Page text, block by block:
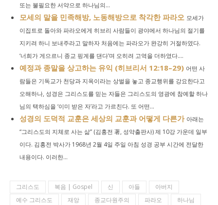
또는 불필요한 서약으로 하나님의...
모세의 말을 민족해방, 노동해방으로 착각한 파라오 모세가
이집트로 돌아와 파라오에게 히브리 사람들이 광야에서 하나님의 절기를
지키려 하니 보내주라고 말하자 처음에는 파라오가 완강히 거절하였다.
‘너희가 게으르니 종교 핑계를 댄다’며 오히려 고역을 더하였다....
예정과 종말을 상고하는 유익 (히브리서 12:18–29) 어떤 사
람들은 기독교가 천당과 지옥이라는 상벌을 놓고 종교행위를 강요한다고
오해하나, 성경은 그리스도를 믿는 자들은 그리스도의 영광에 참예할 하나
님의 택하심을 ‘이미 받은 자’라고 가르친다. 또 어떤...
성경의 도덕적 교훈은 세상의 교훈과 어떻게 다른가 아래는
“그리스도의 지체로 사는 삶” (김홍전 著, 성약출판사) 제 10강 가운데 일부
이다. 김홍전 박사가 1968년 2월 4일 주일 아침 성경 공부 시간에 전달한
내용이다. 이러한...
그리스도 복음 | Gospel 신 아들
아버지
예수 그리스도
재앙 종교다원주의 파라오 하나님